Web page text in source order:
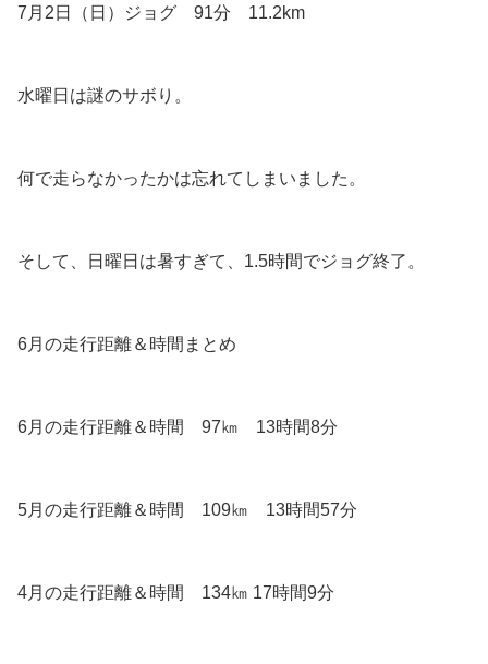
7月2日（日）ジョグ 91分 11.2km
水曜日は謎のサボり。
何で走らなかったかは忘れてしまいました。
そして、日曜日は暑すぎて、1.5時間でジョグ終了。
6月の走行距離＆時間まとめ
6月の走行距離＆時間 97㎞ 13時間8分
5月の走行距離＆時間 109㎞ 13時間57分
4月の走行距離＆時間 134㎞ 17時間9分